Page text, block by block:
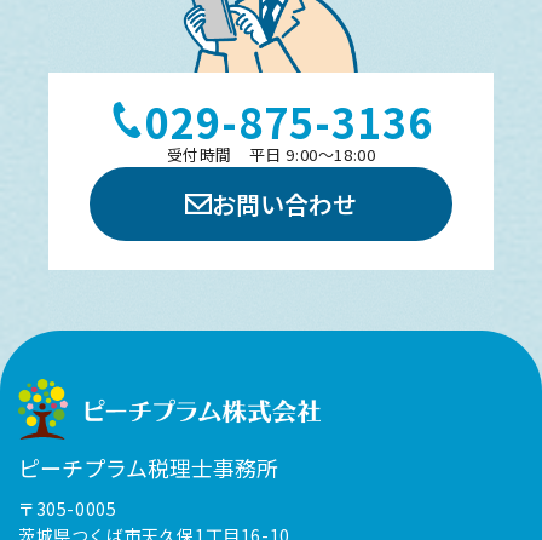
029-875-3136
受付時間 平日 9:00～18:00
お問い合わせ
ピーチプラム税理士事務所
〒305-0005